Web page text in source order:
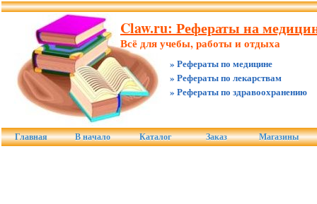
Claw.ru: Рефераты на
Всё для учебы, работы и отдыха
» Рефераты по медицине
» Рефераты по лекарствам
» Рефераты по здравоохранению
Главная В начало Каталог Заказ Магазины